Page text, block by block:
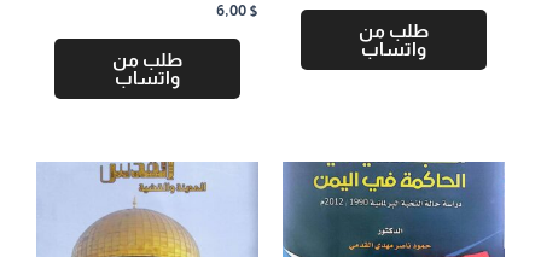
طلب من
واتساب
6,00 $
طلب من
واتساب